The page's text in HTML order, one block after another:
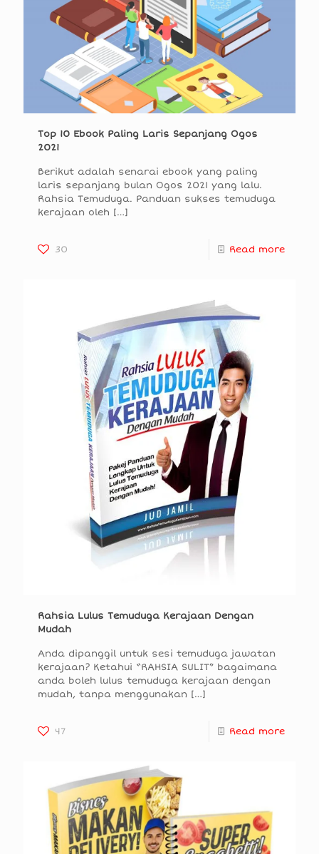
Top 10 Ebook Paling Laris Sepanjang Ogos
2021
Berikut adalah senarai ebook yang paling
laris sepanjang bulan Ogos 2021 yang lalu.
Rahsia Temuduga. Panduan sukses temuduga
kerajaan oleh […]
30 Read more
Rahsia Lulus Temuduga Kerajaan Dengan
Mudah
Anda dipanggil untuk sesi temuduga jawatan
kerajaan? Ketahui “RAHSIA SULIT” bagaimana
anda boleh lulus temuduga kerajaan dengan
mudah, tanpa menggunakan […]
47 Read more